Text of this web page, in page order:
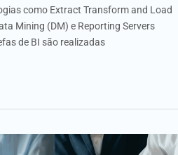
como Extract Transform and Load
Mining (DM) e Reporting Servers
de BI são realizadas